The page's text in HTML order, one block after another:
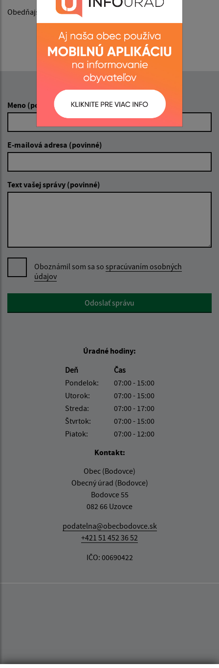
Obedňajšia prestávka:
Napíšte nám:
Meno (povinné)
E-mailová adresa (povinné)
Text vašej správy (povinné)
Oboznámil som sa so spracúvaním osobných
údajov
Google reCaptcha ResponseOdoslať správu
Úradné hodiny:
Deň
Čas
Pondelok:
07:00 - 15:00
Utorok:
07:00 - 15:00
Streda:
07:00 - 17:00
Štvrtok:
07:00 - 15:00
Piatok:
07:00 - 12:00
Kontakt:
Obec (Bodovce)
Obecný úrad (Bodovce)
Bodovce 55
082 66 Uzovce
podatelna@obecbodovce.sk
+421 51 452 36 52
IČO: 00690422